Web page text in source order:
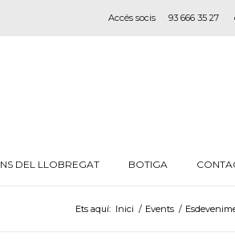
Accés socis 93 666 35 27
DEL LLOBREGAT BOTIGA
Ets aquí: Inici / Events /